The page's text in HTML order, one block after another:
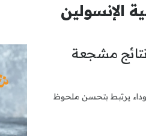
الإنسولين
مشجعة
يرتبط بتحسن ملحوظ